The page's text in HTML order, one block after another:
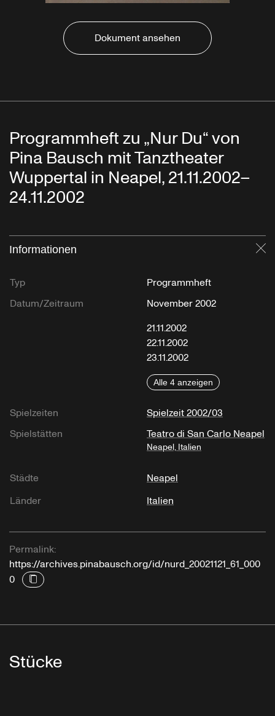
Dokument ansehen
Programmheft zu „Nur Du“ von
Pina Bausch mit Tanztheater
Wuppertal in Neapel, 21.11.2002–
24.11.2002
Informationen
Typ
Programmheft
Datum/Zeitraum
November 2002
21.11.2002
22.11.2002
23.11.2002
Alle 4 anzeigen
Spielzeiten
Spielzeit 2002/03
Spielstätten
Teatro di San Carlo Neapel
Neapel, Italien
Städte
Neapel
Länder
Italien
Permalink:
https://archives.pinabausch.org/id/nurd_20021121_61_000
0
Stücke